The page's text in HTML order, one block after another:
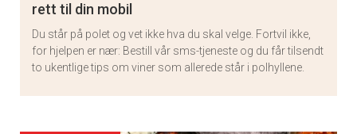
rett til din mobil
Du står på polet og vet ikke hva du skal velge. Fortvil ikke,
for hjelpen er nær: Bestill vår sms-tjeneste og du får tilsendt
to ukentlige tips om viner som allerede står i polhyllene.